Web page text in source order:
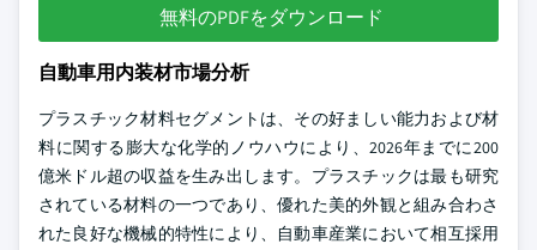
無料のPDFをダウンロード
自動車用内装材市場分析
プラスチック材料セグメントは、その好ましい能力および材
料に関する膨大な化学的ノウハウにより、2026年までに200
億米ドル超の収益を生み出します。プラスチックは最も研究
されている材料の一つであり、優れた美的外観と組み合わさ
れた良好な機械的特性により、自動車産業において相互採用